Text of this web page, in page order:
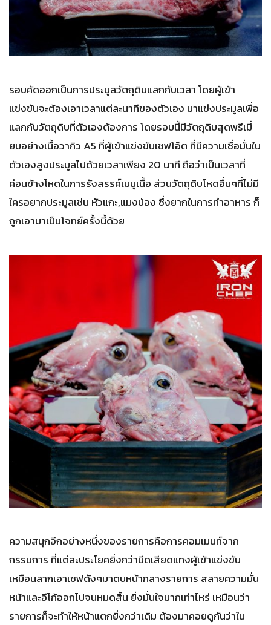
รอบคัดออกเป็นการประมูลวัตถุดิบแลกกับเวลา โดยผู้เข้า
แข่งขันจะต้องเอาเวลาแต่ละนาทีของตัวเอง มาแข่งประมูลเพื่อ
แลกกับวัตถุดิบที่ตัวเองต้องการ โดยรอบนี้มีวัตถุดิบสุดพรีเมี่
ยมอย่างเนื้อวากิว A5 ที่ผู้เข้าแข่งขันเชฟโอ๊ต ที่มีความเชื่อมั่นใน
ตัวเองสูงประมูลไปด้วยเวลาเพียง 20 นาที ถือว่าเป็นเวลาที่
ค่อนข้างโหดในการรังสรรค์เมนูเนื้อ ส่วนวัตถุดิบโหดอื่นๆที่ไม่มี
ใครอยากประมูลเช่น หัวแกะ,แมงป่อง ซึ่งยากในการทำอาหาร ก็
ถูกเอามาเป็นโจทย์ครั้งนี้ด้วย
ความสนุกอีกอย่างหนึ่งของรายการคือการคอมเมนท์จาก
กรรมการ ที่แต่ละประโยคยิ่งกว่ามีดเสียดแทงผู้เข้าแข่งขัน
เหมือนลากเอาเชฟดังๆมาตบหน้ากลางรายการ สลายความมั่น
หน้าและอีโก้ออกไปจนหมดสิ้น ยิ่งมั่นใจมากเท่าไหร่ เหมือนว่า
รายการก็จะทำให้หน้าแตกยิ่งกว่าเดิม ต้องมาคอยดูกันว่าใน